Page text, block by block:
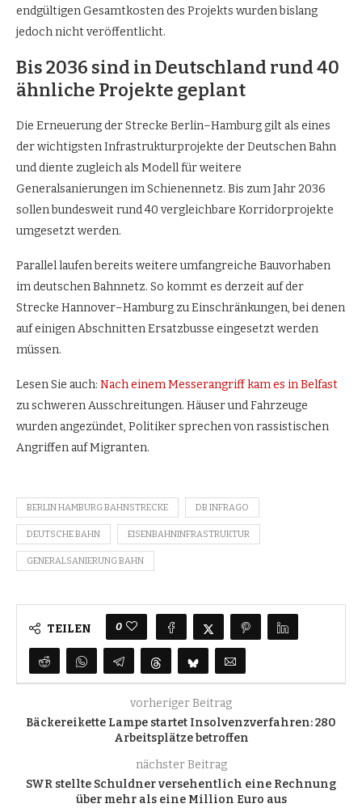
endgültigen Gesamtkosten des Projekts wurden bislang
jedoch nicht veröffentlicht.
Bis 2036 sind in Deutschland rund 40
ähnliche Projekte geplant
Die Erneuerung der Strecke Berlin–Hamburg gilt als eines
der wichtigsten Infrastrukturprojekte der Deutschen Bahn
und diente zugleich als Modell für weitere
Generalsanierungen im Schienennetz. Bis zum Jahr 2036
sollen bundesweit rund 40 vergleichbare Korridorprojekte
umgesetzt werden.
Parallel laufen bereits weitere umfangreiche Bauvorhaben
im deutschen Bahnnetz. So kommt es derzeit auf der
Strecke Hannover–Hamburg zu Einschränkungen, bei denen
auf einigen Abschnitten Ersatzbusse eingesetzt werden
müssen.
Lesen Sie auch: Nach einem Messerangriff kam es in Belfast
zu schweren Ausschreitungen. Häuser und Fahrzeuge
wurden angezündet, Politiker sprechen von rassistischen
Angriffen auf Migranten.
BERLIN HAMBURG BAHNSTRECKE DB INFRAGO
DEUTSCHE BAHN EISENBAHNINFRASTRUKTUR
GENERALSANIERUNG BAHN
TEILEN 0
vorheriger Beitrag
Bäckereikette Lampe startet Insolvenzverfahren: 280
Arbeitsplätze betroffen
nächster Beitrag
SWR stellte Schuldner versehentlich eine Rechnung
über mehr als eine Million Euro aus